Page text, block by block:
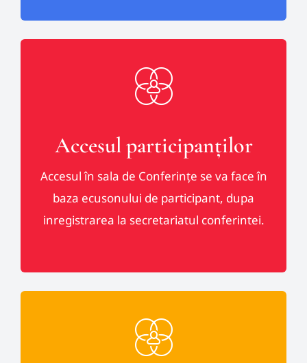
Accesul participanților
Accesul în sala de Conferințe se va face în
baza ecusonului de participant, dupa
inregistrarea la secretariatul conferintei.